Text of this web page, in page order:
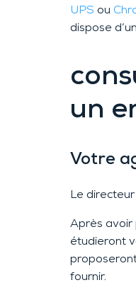
UPS ou
dispose
un
Votre
Le directeur
Après avoir
étudieront
fournir.